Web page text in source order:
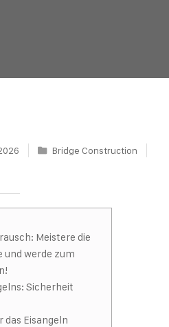
Bridge Construction
Meistere die
und werde zum
Sicherheit
das Eisangeln